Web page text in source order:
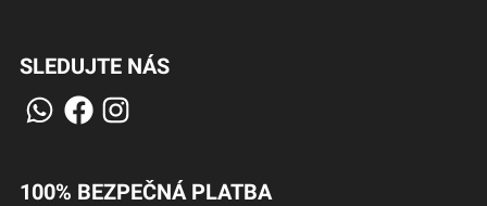
SLEDUJTE NÁS
100% BEZPEČNÁ PLATBA